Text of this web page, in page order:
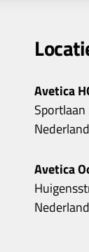
Avetica
Nederland
Avetica
Nederland